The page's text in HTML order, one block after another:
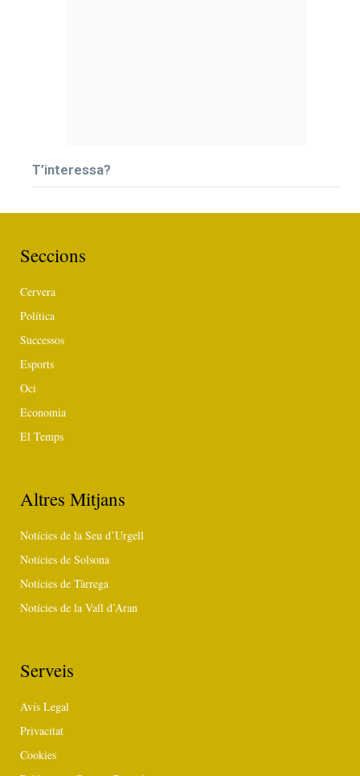
T’interessa?
Seccions
Cervera
Política
Successos
Esports
Oci
Economia
El Temps
Altres Mitjans
Notícies de la Seu d’Urgell
Notícies de Solsona
Notícies de Tàrrega
Notícies de la Vall d’Aran
Serveis
Avís Legal
Privacitat
Cookies